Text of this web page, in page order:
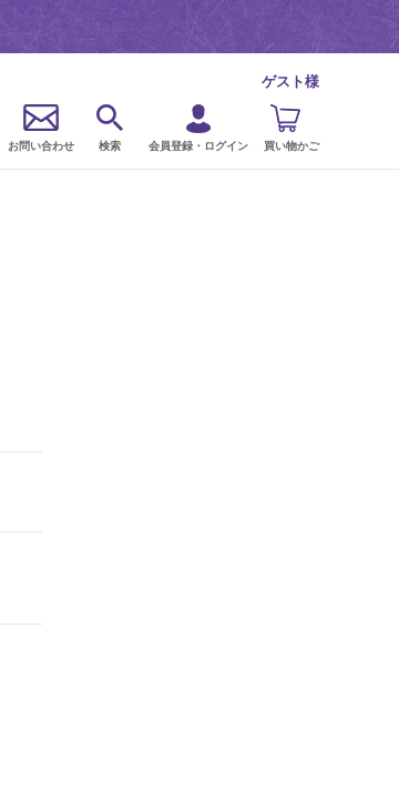
ゲスト様
お問い合わせ 検索 会員登録・ログイン 買い物かご